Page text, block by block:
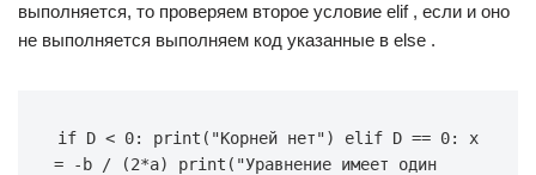
выполняется, то проверяем второе условие elif , если и оно
не выполняется выполняем код указанные в else .
if D < 0: print("Корней нет") elif D == 0: x
= -b / (2*a) print("Уравнение имеет один